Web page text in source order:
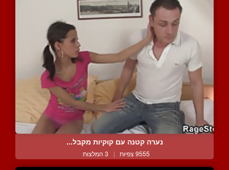
נערה קטנה עם קוקיות מקבל...
9555 צפיות | 3 המלצות